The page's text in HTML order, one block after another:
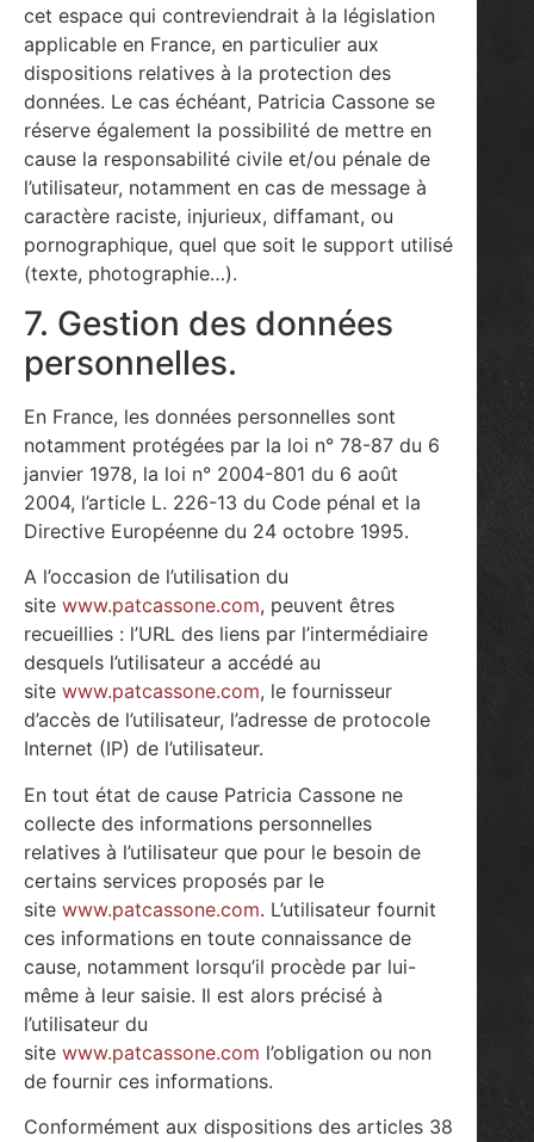
cet espace qui contreviendrait à la législation
applicable en France, en particulier aux
dispositions relatives à la protection des
données. Le cas échéant, Patricia Cassone se
réserve également la possibilité de mettre en
cause la responsabilité civile et/ou pénale de
l’utilisateur, notamment en cas de message à
caractère raciste, injurieux, diffamant, ou
pornographique, quel que soit le support utilisé
(texte, photographie…).
7. Gestion des données
personnelles.
En France, les données personnelles sont
notamment protégées par la loi n° 78-87 du 6
janvier 1978, la loi n° 2004-801 du 6 août
2004, l’article L. 226-13 du Code pénal et la
Directive Européenne du 24 octobre 1995.
A l’occasion de l’utilisation du
site www.patcassone.com, peuvent êtres
recueillies : l’URL des liens par l’intermédiaire
desquels l’utilisateur a accédé au
site www.patcassone.com, le fournisseur
d’accès de l’utilisateur, l’adresse de protocole
Internet (IP) de l’utilisateur.
En tout état de cause Patricia Cassone ne
collecte des informations personnelles
relatives à l’utilisateur que pour le besoin de
certains services proposés par le
site www.patcassone.com. L’utilisateur fournit
ces informations en toute connaissance de
cause, notamment lorsqu’il procède par lui-
même à leur saisie. Il est alors précisé à
l’utilisateur du
site www.patcassone.com l’obligation ou non
de fournir ces informations.
Conformément aux dispositions des articles 38